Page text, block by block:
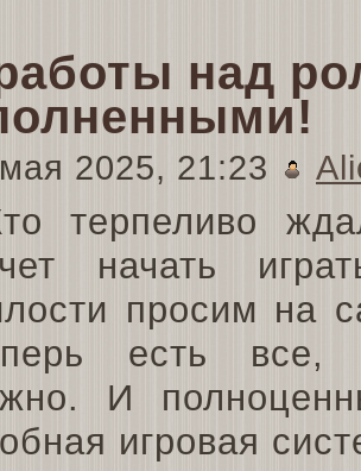
над
2025, 21:23
терпеливо
начать
просим на
есть все,
И
игровая